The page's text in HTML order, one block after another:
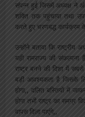
संपन्न हुई जिसमें अध्यक्ष ने
शक्ति तक पहुंचाया तथा
करते हुए चरणबद्ध कार्यक्रम
उन्होंने बताया कि राष्ट्रीय
यही रामराज्य की
राष्ट्र बनने की दिशा में
बड़ी आवश्यकता है जिसके
होगा,, दलित बस्तियों में
होगा तभी राष्ट्र का समग्र
वापस दिला पाएंगे,,